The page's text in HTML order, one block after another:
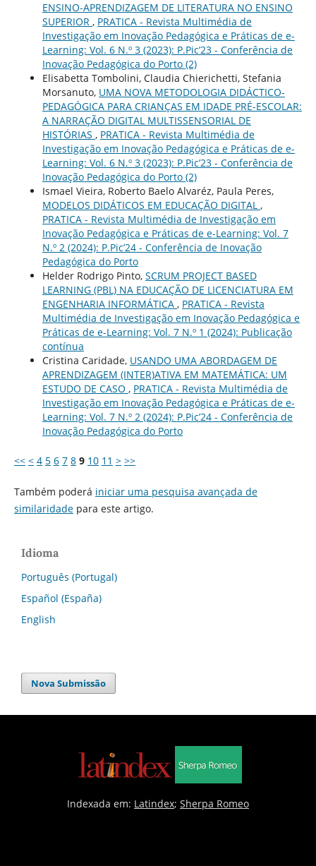
ENSINO-APRENDIZAGEM DE LITERATURA NO ENSINO
SUPERIOR , PRATICA - Revista Multimédia de
Investigação em Inovação Pedagógica e Práticas de e-
Learning: Vol. 6 N.º 3 (2023): P.Pic’23 - Conferência de
Inovação Pedagógica do Porto (2)
Elisabetta Tombolini, Claudia Chierichetti, Stefania
Morsanuto, UMA NOVA METODOLOGIA DIDÁCTICO-
PEDAGÓGICA PARA CRIANÇAS EM IDADE PRÉ-ESCOLAR:
A NARRAÇÃO DIGITAL MULTISSENSORIAL DE
HISTÓRIAS , PRATICA - Revista Multimédia de
Investigação em Inovação Pedagógica e Práticas de e-
Learning: Vol. 6 N.º 3 (2023): P.Pic’23 - Conferência de
Inovação Pedagógica do Porto (2)
Ismael Vieira, Roberto Baelo Alvaréz, Paula Peres,
MODELOS DIDÁTICOS EM EDUCAÇÃO DIGITAL ,
PRATICA - Revista Multimédia de Investigação em
Inovação Pedagógica e Práticas de e-Learning: Vol. 7
N.º 2 (2024): P.Pic’24 - Conferência de Inovação
Pedagógica do Porto
Helder Rodrigo Pinto, SCRUM PROJECT BASED
LEARNING (PBL) NA EDUCAÇÃO DE LICENCIATURA EM
ENGENHARIA INFORMÁTICA , PRATICA - Revista
Multimédia de Investigação em Inovação Pedagógica e
Práticas de e-Learning: Vol. 7 N.º 1 (2024): Publicação
contínua
Cristina Caridade, USANDO UMA ABORDAGEM DE
APRENDIZAGEM (INTER)ATIVA EM MATEMÁTICA: UM
ESTUDO DE CASO , PRATICA - Revista Multimédia de
Investigação em Inovação Pedagógica e Práticas de e-
Learning: Vol. 7 N.º 2 (2024): P.Pic’24 - Conferência de
Inovação Pedagógica do Porto
<< < 4 5 6 7 8 9 10 11 > >>
Também poderá iniciar uma pesquisa avançada de
similaridadepara este artigo.
Idioma
Português (Portugal)
Español (España)
English
Nova Submissão
Indexada em: Latindex; Sherpa Romeo